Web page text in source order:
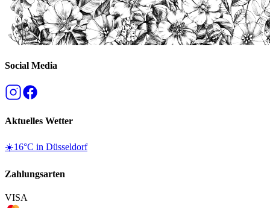
Social Media
Aktuelles Wetter
☀️16°C in Düsseldorf
Zahlungsarten
VISA